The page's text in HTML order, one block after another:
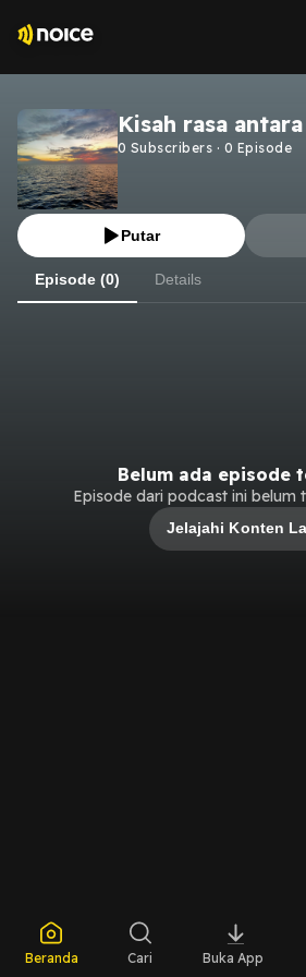
Kisah rasa
0 Subscribers · 0 Episode
Putar
Episode (0) Details
Belum ada episode
Episode dari podcast ini belum
Jelajahi Konten
Beranda Cari Buka App